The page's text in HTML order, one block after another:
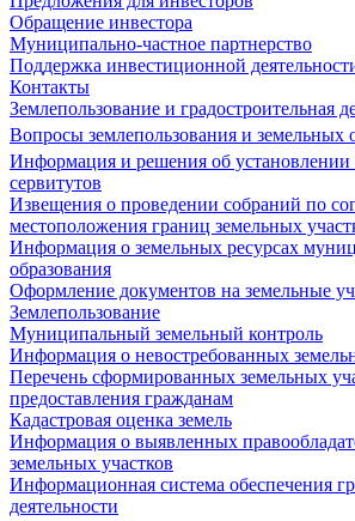
Обращение инвестора
Муниципально-частное партнерство
Поддержка инвестиционной
Контакты
Землепользование и градостроительная
Вопросы землепользования и земельных
Информация и решения об
сервитутов
Извещения о проведении собраний по
местоположения границ земельных
Информация о земельных ресурсах
образования
Оформление документов на земельные
Землепользование
Муниципальный земельный контроль
Информация о невостребованных
Перечень сформированных земельных
предоставления гражданам
Кадастровая оценка земель
Информация о выявленных
земельных участков
Информационная система обеспечения
деятельности